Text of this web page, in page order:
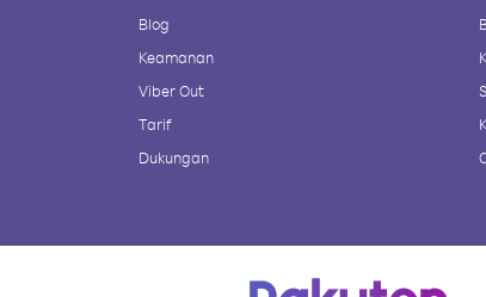
Blog
Keamanan
Viber Out
Tarif
Dukungan